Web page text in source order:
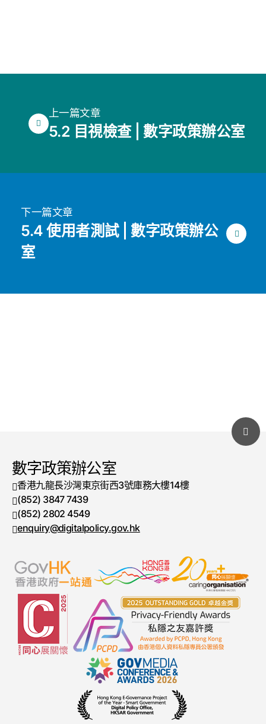
上一篇文章
5.2 目視檢查 | 數字政策辦公室
下一篇文章
5.4 使用者測試 | 數字政策辦公
室
數字政策辦公室
香港九龍長沙灣東京街西3號庫務大樓14樓
電話號碼
(852) 3847 7439
傳真號碼
(852) 2802 4549
enquiry@digitalpolicy.gov.hk